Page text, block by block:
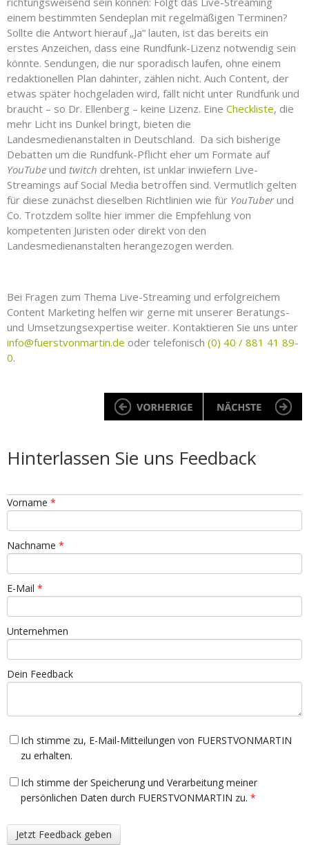
einem bestimmten Sendeplan mit regelmäßigen Terminen?
Sollte die Antwort hierauf „Ja“ lauten, ist das bereits ein
erstes Anzeichen, dass eine Rundfunk-Lizenz notwendig sein
könnte. Sendungen, die nur sporadisch laufen, ohne einem
redaktionellen Plan dahinter, zählen nicht. Auch Content, der
etwas später hochgeladen wird, fällt nicht unter Rundfunk und
braucht – so Dr. Ellenberg – keine Lizenz. Eine Checkliste, die
mehr Licht ins Dunkel bringt, bieten die
Landesmedienanstalten in Deutschland. Da sich bisherige
Debatten um die Rundfunk-Pflicht eher um Formate auf
YouTube und twitch drehten, ist unklar inwiefern Live-
Streamings auf Social Media betroffen sind. Vermutlich gelten
für diese zunächst dieselben Richtlinien wie für YouTuberund
Co. Trotzdem sollte hier immer die Empfehlung von
kompetenten Juristen oder direkt von den
Landesmedienanstalten herangezogen werden.
Bei Fragen zum Thema Live-Streaming und erfolgreichem
Content Marketing helfen wir gerne mit unserer Beratungs-
und Umsetzungsexpertise weiter. Kontaktieren Sie uns unter
info@fuerstvonmartin.de oder telefonisch (0) 40 / 881 41 89-
0.
Hinterlassen Sie uns Feedback
Vorname *
Nachname *
E-Mail *
Unternehmen
Dein Feedback
Ich stimme zu, E-Mail-Mitteilungen von FUERSTVONMARTIN
zu erhalten.
Ich stimme der Speicherung und Verarbeitung meiner
persönlichen Daten durch FUERSTVONMARTIN zu. *